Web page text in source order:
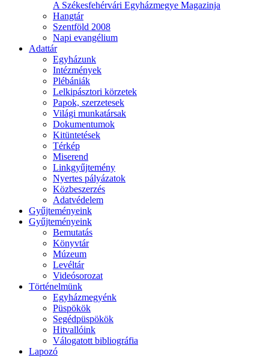
A Székesfehérvári Egyházmegye Magazinja
Hangtár
Szentföld 2008
Napi evangélium
Adattár
Egyházunk
Intézmények
Plébániák
Lelkipásztori körzetek
Papok, szerzetesek
Világi munkatársak
Dokumentumok
Kitüntetések
Térkép
Miserend
Linkgyűjtemény
Nyertes pályázatok
Közbeszerzés
Adatvédelem
Gyűjteményeink
Gyűjteményeink
Bemutatás
Könyvtár
Múzeum
Levéltár
Videósorozat
Történelmünk
Egyházmegyénk
Püspökök
Segédpüspökök
Hitvallóink
Válogatott bibliográfia
Lapozó